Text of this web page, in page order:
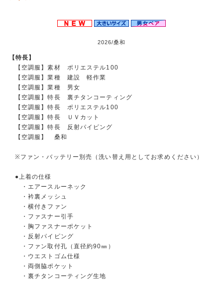
2026/桑和
【特長】
【空調服】素材 ポリエステル100
【空調服】業種 建設 軽作業
【空調服】業種 男女
【空調服】特長 裏チタンコーティング
【空調服】特長 ポリエステル100
【空調服】特長 ＵＶカット
【空調服】特長 反射パイピング
【空調服】 桑和
※ファン・バッテリー別売（洗い替え用としてお求めください）
●上着の仕様
・エアースルーネック
・衿裏メッシュ
・横付きファン
・ファスナー引手
・胸ファスナーポケット
・反射パイピング
・ファン取付孔（直径約90㎜）
・ウエストゴム仕様
・両側脇ポケット
・裏チタンコーティング生地